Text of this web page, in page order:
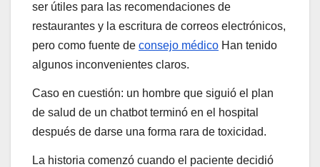
ser útiles para las recomendaciones de
restaurantes y la escritura de correos electrónicos,
pero como fuente de consejo médico Han tenido
algunos inconvenientes claros.
Caso en cuestión: un hombre que siguió el plan
de salud de un chatbot terminó en el hospital
después de darse una forma rara de toxicidad.
La historia comenzó cuando el paciente decidió